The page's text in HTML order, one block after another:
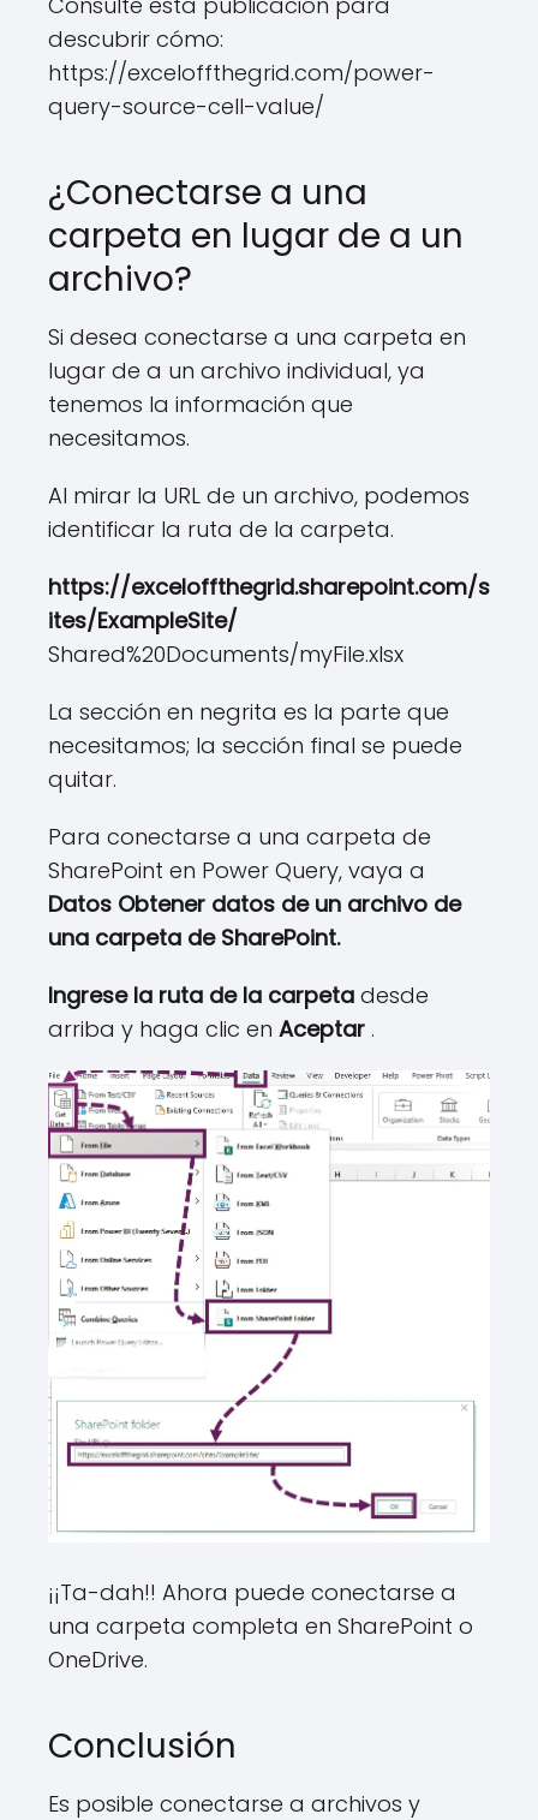
descubrir cómo:
https://exceloffthegrid.com/power-
query-source-cell-value/
¿Conectarse a una
carpeta en lugar de a un
archivo?
Si desea conectarse a una carpeta en
lugar de a un archivo individual, ya
tenemos la información que
necesitamos.
Al mirar la URL de un archivo, podemos
identificar la ruta de la carpeta.
https://exceloffthegrid.sharepoint.com/s
ites/ExampleSite/
Shared%20Documents/myFile.xlsx
La sección en negrita es la parte que
necesitamos; la sección final se puede
quitar.
Para conectarse a una carpeta de
SharePoint en Power Query, vaya a
Datos Obtener datos de un archivo de
una carpeta de SharePoint.
Ingrese la ruta de la carpeta desde
arriba y haga clic en Aceptar .
¡¡Ta-dah!! Ahora puede conectarse a
una carpeta completa en SharePoint o
OneDrive.
Conclusión
Es posible conectarse a archivos y